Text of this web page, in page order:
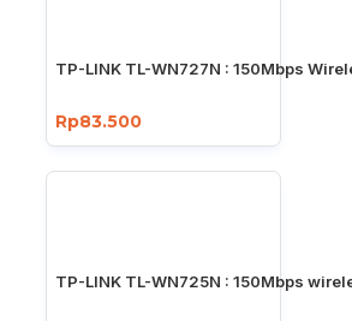
TP-LINK TL-WN727N : 150Mbps
Rp83.500
TP-LINK TL-WN725N : 150Mbps